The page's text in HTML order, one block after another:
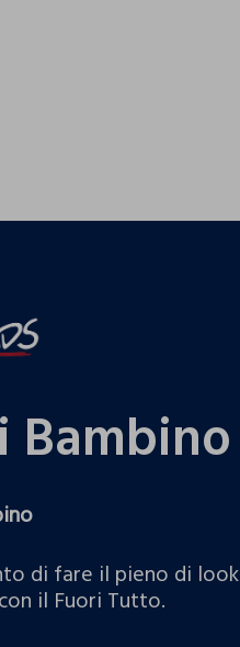
Bambino
di fare il pieno di look
il Fuori Tutto.